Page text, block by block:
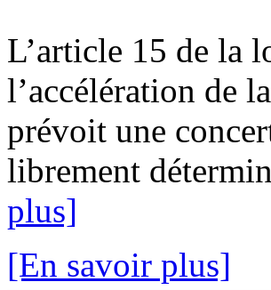
L’article 15 de la
l’accélération de
prévoit une
librement
plus]
[En savoir plus]